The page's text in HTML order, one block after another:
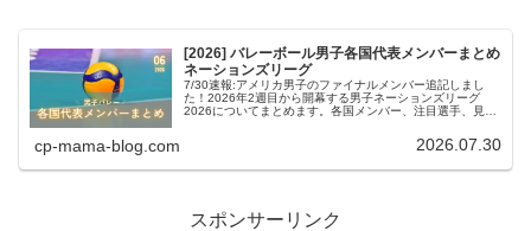
[2026] バレーボール男子各国代表メンバーまとめ
ネーションズリーグ
7/30速報:アメリカ男子のファイナルメンバー追記しまし
た！2026年2週目から開幕する男子ネーションズリーグ
2026についてまとめます。各国メンバー、注目選手、見ど
cp-mama-blog.com 2026.07.30
スポンサーリンク